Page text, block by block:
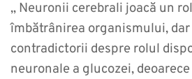
„ Neuronii cerebrali joacă un
îmbătrânirea organismului,
contradictorii despre rolul
neuronale a glucozei,